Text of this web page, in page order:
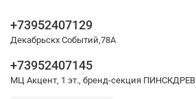
+73952407129
Декабрьскх Событий,78А
+73952407145
МЦ Акцент, 1 эт., бренд-секция ПИНСКДРЕВ